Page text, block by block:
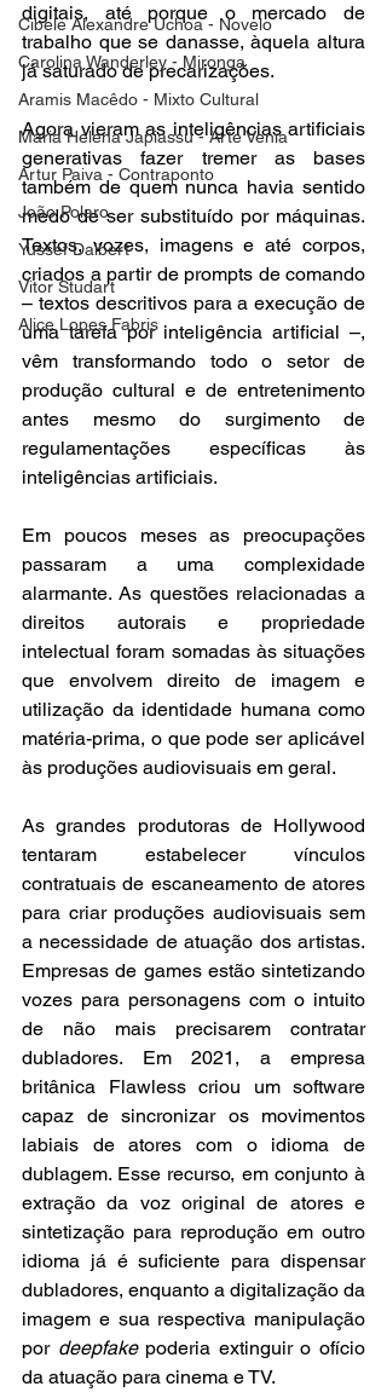
Cibele Alexandre Uchoa - Novelo
Carolina Wanderley - Mironga
Aramis Macêdo - Mixto Cultural
Maria Helena Japiassu - Arte Venia
Artur Paiva - Contraponto
João Polaro
Yussef Daibert
Vitor Studart
Alice Lopes Fabris
digitais, até porque o mercado de
trabalho que se danasse, àquela altura
já saturado de precarizações.
Agora vieram as inteligências artificiais
generativas fazer tremer as bases
também de quem nunca havia sentido
medo de ser substituído por máquinas.
Textos, vozes, imagens e até corpos,
criados a partir de prompts de comando
– textos descritivos para a execução de
uma tarefa por inteligência artificial –,
vêm transformando todo o setor de
produção cultural e de entretenimento
antes mesmo do surgimento de
regulamentações específicas às
inteligências artificiais.
Em poucos meses as preocupações
passaram a uma complexidade
alarmante. As questões relacionadas a
direitos autorais e propriedade
intelectual foram somadas às situações
que envolvem direito de imagem e
utilização da identidade humana como
matéria-prima, o que pode ser aplicável
às produções audiovisuais em geral.
As grandes produtoras de Hollywood
tentaram estabelecer vínculos
contratuais de escaneamento de atores
para criar produções audiovisuais sem
a necessidade de atuação dos artistas.
Empresas de games estão sintetizando
vozes para personagens com o intuito
de não mais precisarem contratar
dubladores. Em 2021, a empresa
britânica Flawless criou um software
capaz de sincronizar os movimentos
labiais de atores com o idioma de
dublagem. Esse recurso, em conjunto à
extração da voz original de atores e
sintetização para reprodução em outro
idioma já é suficiente para dispensar
dubladores, enquanto a digitalização da
imagem e sua respectiva manipulação
por deepfake poderia extinguir o ofício
da atuação para cinema e TV.